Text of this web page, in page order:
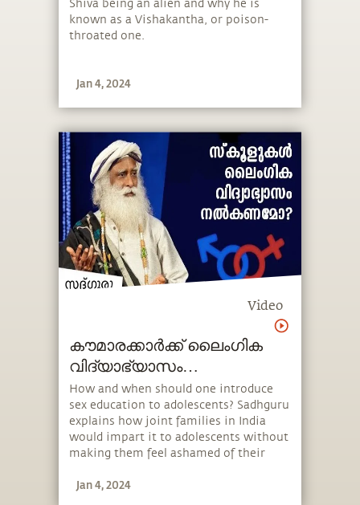
Blue?
Shiva being an alien and why he is
known as a Vishakantha, or poison-
throated one.
Jan 4, 2024
Video
കൗമാരക്കാർക്ക് ലൈംഗിക
വിദ്യാഭ്യാസം
നൽകേണ്ടതിന്റെ
പ്രാധാന്യം Sex Education
Teenssex-education-teens
How and when should one introduce
sex education to adolescents? Sadhguru
explains how joint families in India
would impart it to adolescents without
making them feel ashamed of their
it in today’s day and age. He also speaks
Jan 4, 2024